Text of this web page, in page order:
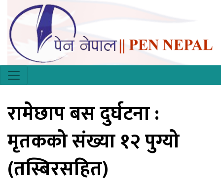
रामेछाप बस दुर्घटना :
मृतकको संख्या १२ पुग्यो
(तस्बिरसहित)